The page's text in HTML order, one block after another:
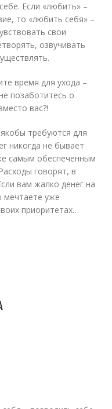
Если «любить» ­–
то «любить себя» –
свои
озвучивать
время для ухода –
позаботитесь о
вас?!
требуются для
никогда не бывает
самым обеспеченным
говорят, в
вам жалко денег на
мечтаете уже
приоритетах…